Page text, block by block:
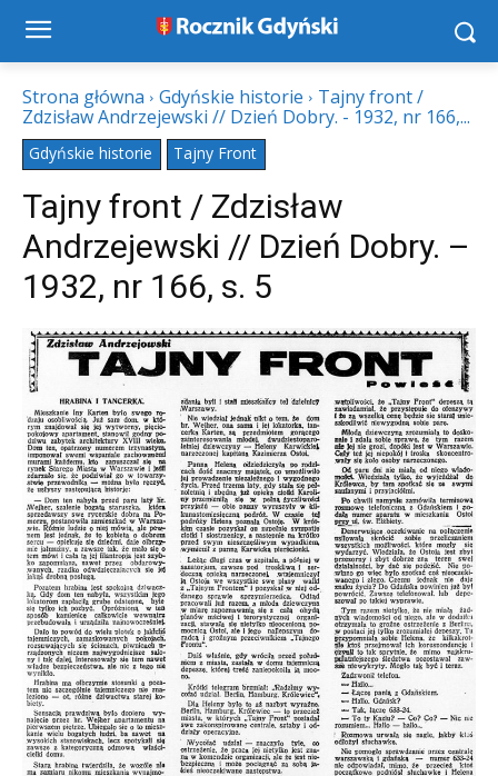
Strona główna Gdyńskie historie
Tajny front /
Zdzisław Andrzejewski // Dzień Dobry. - 1932, nr 166,...
Gdyńskie historie Tajny Front
Tajny front / Zdzisław
Andrzejewski // Dzień Dobry. –
1932, nr 166, s. 5